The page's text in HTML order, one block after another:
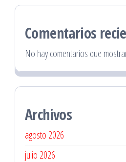
Comentarios
No hay comentarios que
Archivos
agosto 2026
julio 2026